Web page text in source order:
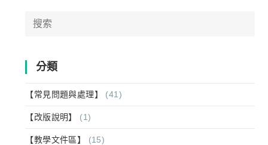
Search
分類
【常見問題與處理】 (41)
【改版說明】 (1)
【教學文件區】 (15)